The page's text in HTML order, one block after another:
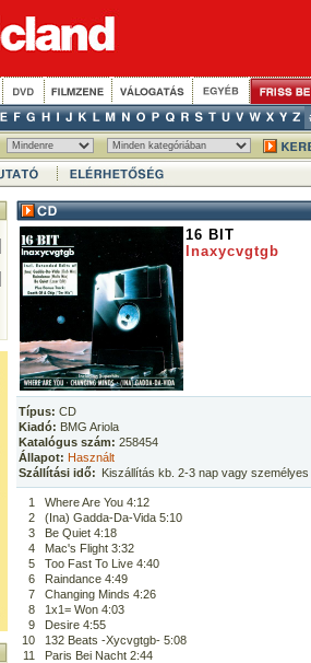
16 BIT
Inaxycvgtgb
Típus: CD
Kiadó: BMG Ariola
Katalógus szám: 258454
Állapot: Használt
Szállítási idő: Kiszállítás kb. 2-3 nap vagy
1
Where Are You 4:12
2
(Ina) Gadda-Da-Vida 5:10
3
Be Quiet 4:18
4
Mac's Flight 3:32
5
Too Fast To Live 4:40
6
Raindance 4:49
7
Changing Minds 4:26
8
1x1= Won 4:03
9
Desire 4:55
10
132 Beats -Xycvgtgb- 5:08
11
Paris Bei Nacht 2:44